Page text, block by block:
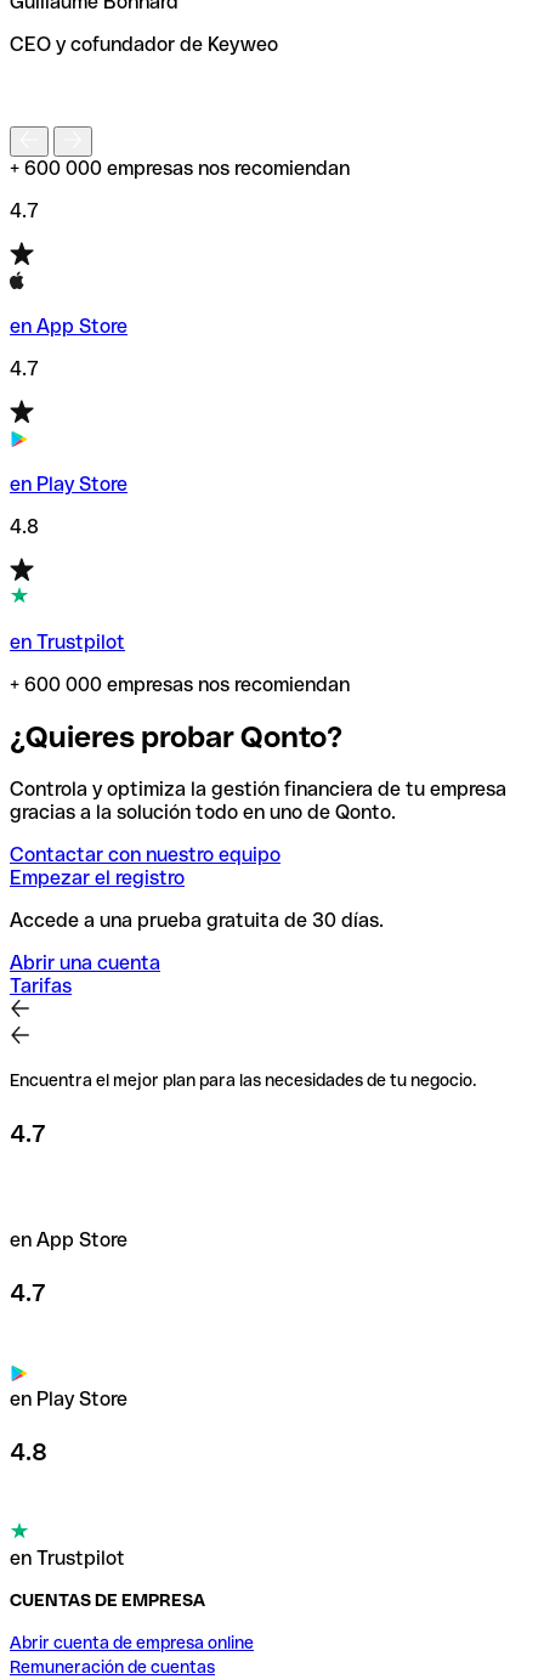
de enviar tu transferencia.
CEO y cofundador de Keyweo
+ 600 000 empresas nos recomiendan
4.7
en App Store
4.7
en Play Store
4.8
en Trustpilot
+ 600 000 empresas nos recomiendan
¿Quieres probar Qonto?
Controla y optimiza la gestión financiera de tu empresa
gracias a la solución todo en uno de Qonto.
Contactar con nuestro equipo
Empezar el registro
Accede a una prueba gratuita de 30 días.
Abrir una cuenta
Tarifas
Encuentra el mejor plan para las necesidades de tu negocio.
4.7
en App Store
4.7
en Play Store
4.8
en Trustpilot
CUENTAS DE EMPRESA
Abrir cuenta de empresa online
Remuneración de cuentas